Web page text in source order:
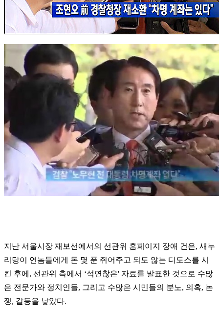
지난 서울시장 재보선에서의 선관위 홈페이지 장애 건은, 새누
리당이 언놈들에게 돈 몇 푼 쥐어주고 되도 않는 디도스를 시
킨 후에 , 선관위 측에서 ‘석연찮은' 자료를 발표한 것으로 수많
은 전문가와 정치인들, 그리고 수많은 시민들의 분노, 의혹, 논
쟁, 갈등을 낳았다.